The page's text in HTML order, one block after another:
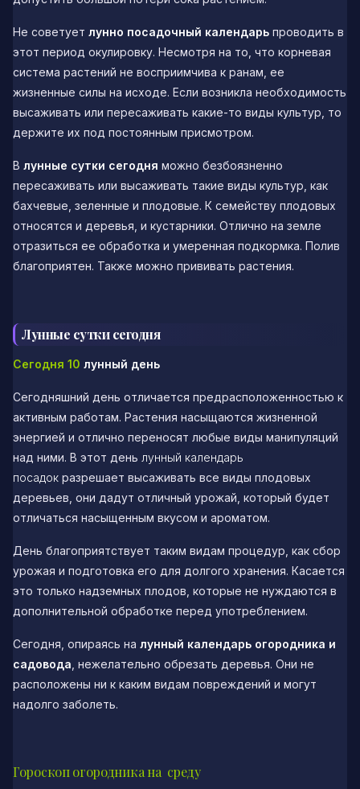
Не советует лунно посадочный календарь проводить в
этот период окулировку. Несмотря на то, что корневая
система растений не восприимчива к ранам, ее
жизненные силы на исходе. Если возникла необходимость
высаживать или пересаживать какие-то виды культур, то
держите их под постоянным присмотром.
В лунные сутки сегодня можно безбоязненно
пересаживать или высаживать такие виды культур, как
бахчевые, зеленные и плодовые. К семейству плодовых
относятся и деревья, и кустарники. Отлично на земле
отразиться ее обработка и умеренная подкормка. Полив
благоприятен. Также можно прививать растения.
Лунные сутки сегодня
Сегодня 10 лунный день
Сегодняшний день отличается предрасположенностью к
активным работам. Растения насыщаются жизненной
энергией и отлично переносят любые виды манипуляций
над ними. В этот день лунный календарь
посадок разрешает высаживать все виды плодовых
деревьев, они дадут отличный урожай, который будет
отличаться насыщенным вкусом и ароматом.
День благоприятствует таким видам процедур, как сбор
урожая и подготовка его для долгого хранения. Касается
это только надземных плодов, которые не нуждаются в
дополнительной обработке перед употреблением.
Сегодня, опираясь на лунный календарь огородника и
садовода , нежелательно обрезать деревья. Они не
расположены ни к каким видам повреждений и могут
надолго заболеть.
Гороскоп огородника на среду